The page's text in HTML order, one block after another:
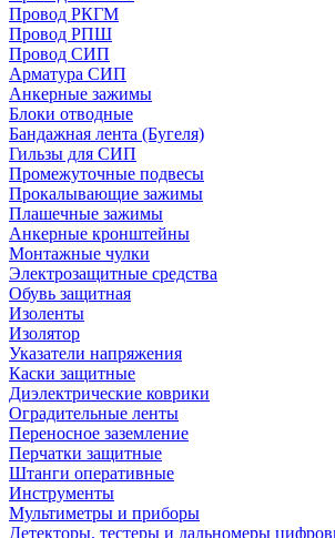
Провод РКГМ
Провод РПШ
Провод СИП
Арматура СИП
Анкерные зажимы
Блоки отводные
Бандажная лента (Бугеля)
Гильзы для СИП
Промежуточные подвесы
Прокалывающие зажимы
Плашечные зажимы
Анкерные кронштейны
Монтажные чулки
Электрозащитные средства
Обувь защитная
Изоленты
Изолятор
Указатели напряжения
Каски защитные
Диэлектрические коврики
Оградительные ленты
Переносное заземление
Перчатки защитные
Штанги оперативные
Инструменты
Мультиметры и приборы
Детекторы, тестеры и дальномеры